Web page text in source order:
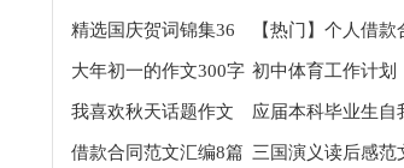
合集9篇
四篇
精选国庆贺词锦集36
句
【热门】个人借款
同5篇
大年初一的作文300字
9篇
初中体育工作计划
（精选3篇）
我喜欢秋天话题作文
应届本科毕业生自
介绍
借款合同范文汇编8篇 三国演义读后感范